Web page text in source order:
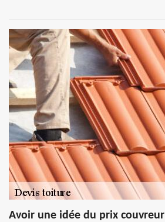
Avoir une idée du prix couvreur